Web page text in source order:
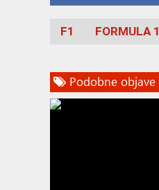
F1 FORMULA 1
Podobne objave